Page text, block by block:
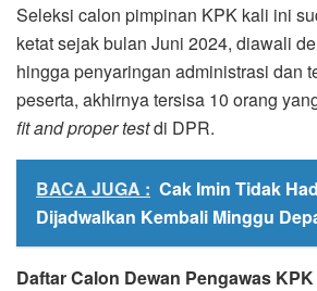
Seleksi calon pimpinan KPK kali ini
ketat sejak bulan Juni 2024, diawali
hingga penyaringan administrasi dan
peserta, akhirnya tersisa 10 orang
fit and proper testdi DPR.
BACA JUGA : Cak Imin Tidak
Dijadwalkan Kembali Minggu
Daftar Calon Dewan Pengawas